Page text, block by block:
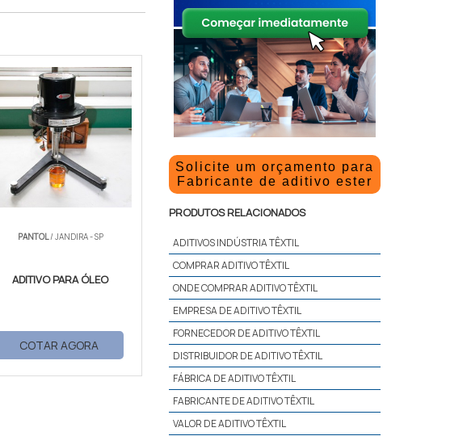
PANTOL/ JANDIRA - SP
ADITIVO PARA ÓLEO
COTAR AGORA
Solicite um orçamento para
Fabricante de aditivo ester
PRODUTOS RELACIONADOS
ADITIVOS INDÚSTRIA TÊXTIL
COMPRAR ADITIVO TÊXTIL
ONDE COMPRAR ADITIVO TÊXTIL
EMPRESA DE ADITIVO TÊXTIL
FORNECEDOR DE ADITIVO TÊXTIL
DISTRIBUIDOR DE ADITIVO TÊXTIL
FÁBRICA DE ADITIVO TÊXTIL
FABRICANTE DE ADITIVO TÊXTIL
VALOR DE ADITIVO TÊXTIL